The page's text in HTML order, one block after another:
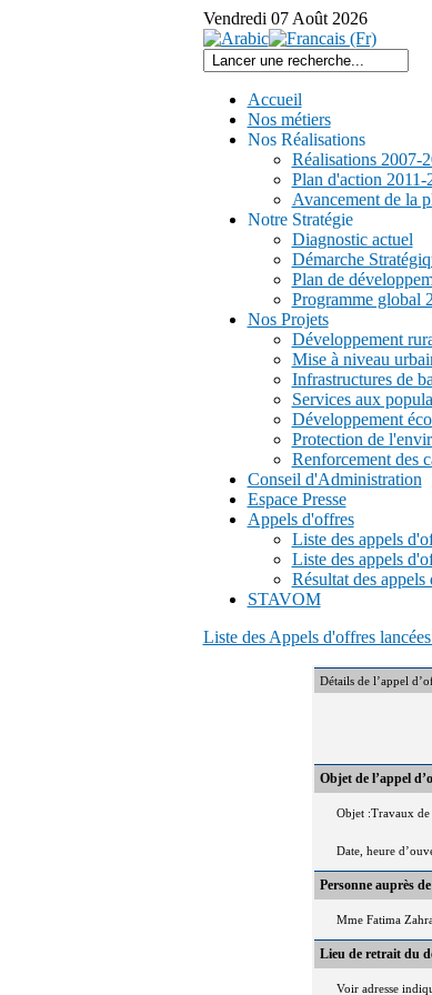
Vendredi 07 Août 2026
Accueil
Nos métiers
Nos Réalisations
Réalisations 2007-
Plan d'action 2011-
Avancement de la
Notre Stratégie
Diagnostic actuel
Démarche
Plan de
Programme global
Nos Projets
Développement
Mise à niveau
Infrastructures de
Services aux
Développement
Protection de
Renforcement des
Conseil d'Administration
Espace Presse
Appels d'offres
Liste des appels
Liste des appels
Résultat des appels
STAVOM
Liste des Appels d'offres
Détails de l’appel
Objet de l’appel
Objet :Travaux
Date, heure
Personne auprès
Mme Fatima
Lieu de retrait du
Voir adresse